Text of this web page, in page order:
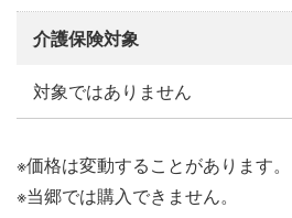
介護保険対象
対象ではありません
※価格は変動することがあります。
※当郷では購入できません。